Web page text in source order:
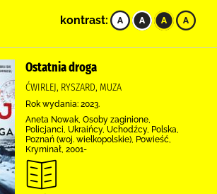
kontrast:
Ostatnia droga
ĆWIRLEJ, RYSZARD, MUZA
Rok wydania: 2023.
Aneta Nowak, Osoby zaginione,
Policjanci, Ukraińcy, Uchodźcy, Polska,
Poznań (woj. wielkopolskie), Powieść,
Kryminał, 2001-